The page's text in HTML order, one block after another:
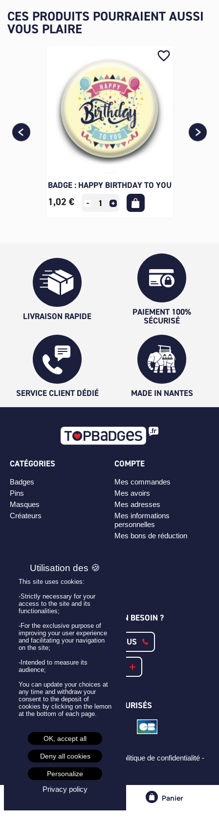
Panier
CES PRODUITS POURRAIENT AUSSI
VOUS PLAIRE
BADGE : HAPPY BIRTHDAY TO YOU
1,02 €
favorite_border
LIVRAISON RAPIDE
PAIEMENT 100%
SÉCURISÉ
SERVICE CLIENT DÉDIÉ MADE IN NANTES
CATÉGORIES
Badges
Pins
Masques
Créateurs
COMPTE
Mes commandes
Mes avoirs
Mes adresses
Mes informations
personnelles
Mes bons de réduction
PLAN DE SITE
Personnaliser son badge
UNE QUESTION ? UN BESOIN ?
CONTACTEZ-NOUS
NOTRE FAQ
PAIEMENTS SÉCURISÉS
Mentions légales -CGU - CGV -
Politique de confidentialité -
Cookies -
This site uses cookies:
-Strictly necessary for your
access to the site and its
functionalities;
-For the exclusive purpose of
improving your user experience
and facilitating your navigation
on the site;
-Intended to measure its
audience;
You can update your choices at
any time and withdraw your
consent to the deposit of
cookies by clicking on the lemon
at the bottom of each page.
OK, accept all
Deny all cookies
Personalize
Privacy policy